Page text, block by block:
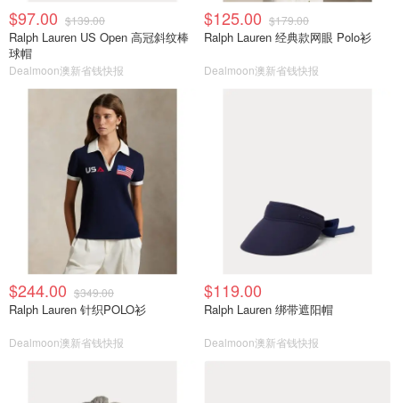
$97.00 $139.00
Ralph Lauren US Open 高冠斜纹棒
球帽
Dealmoon澳新省钱快报
$125.00 $179.00
Ralph Lauren 经典款网眼 Polo衫
Dealmoon澳新省钱快报
$244.00 $349.00
Ralph Lauren 针织POLO衫
Dealmoon澳新省钱快报
$119.00
Ralph Lauren 绑带遮阳帽
Dealmoon澳新省钱快报